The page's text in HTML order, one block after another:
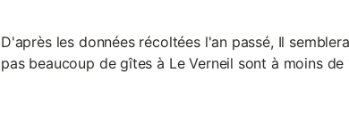
D'après les données récoltées l'an passé, Il
pas beaucoup de gîtes à Le Verneil sont à moins